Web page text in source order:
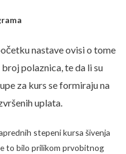
nastave ovisi o tome
polaznica, te da li su
za kurs se formiraju na
uplata.
stepeni kursa šivenja
to bilo prilikom prvobitnog